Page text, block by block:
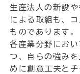
生産法人の新設
による取組も、
ものであります。
各産業分野にお
つ、自らの強み
めに創意工夫と